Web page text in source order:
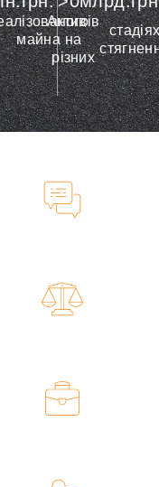
майна
Активів
на
різних